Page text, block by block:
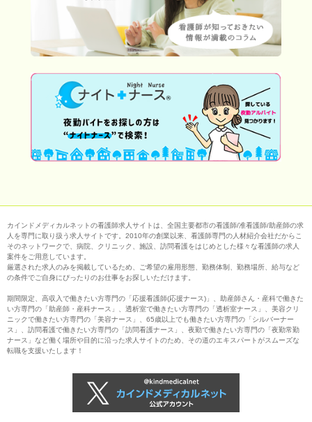
カインドメディカルネットの看護師求人サイトは、全国主要都市の看護師/准看護師/助産師の求
人を専門に取り扱う求人サイトです。2010年の創業以来、看護師専門の人材紹介会社だからこ
そのネットワークで、病院、クリニック、施設、訪問看護をはじめとした様々な看護師の求人
案件をご用意しています。
厳選された求人のみを掲載しているため、ご希望の雇用形態、勤務体制、勤務場所、給与など
の条件でご自身にぴったりのお仕事をお探しいただけます。
期間限定、高収入で働きたい方専門の「応援看護師(応援ナース)」、助産師さん・産科で働きた
い方専門の「助産師・産科ナース」、透析室で働きたい方専門の「透析室ナース」、美容クリ
ニックで働きたい方専門の「美容ナース」、65歳以上でも働きたい方専門の「シルバーナー
ス」、訪問看護で働きたい方専門の「訪問看護ナース」、夜勤で働きたい方専門の「夜勤常勤
ナース」など働く場所や目的に沿った求人サイトのため、その道のエキスパートがスムーズな
転職を支援いたします！